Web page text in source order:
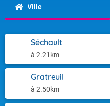
Ville
Séchault
à 2.21km
Gratreuil
à 2.50km